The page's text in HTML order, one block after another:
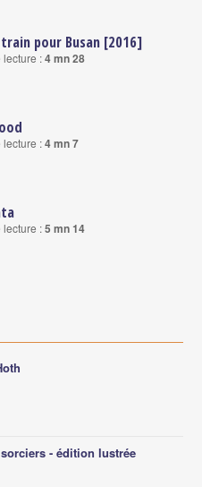
pour Busan [2016]
lecture :4 mn 28
lecture :4 mn 7
lecture :5 mn 14
- édition lustrée